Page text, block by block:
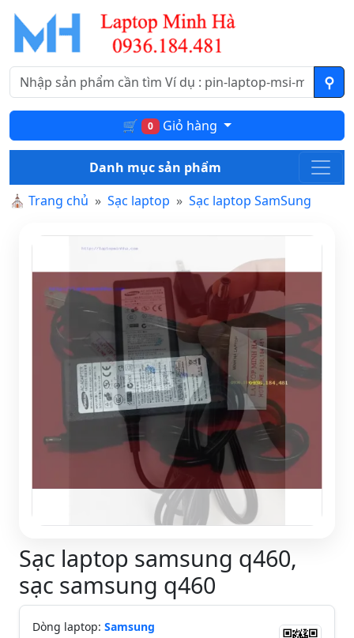
🛒 0 Giỏ hàng
Danh mục sản phẩm
⛪ Trang chủ Sạc laptop Sạc laptop SamSung
Sạc laptop samsung q460,
sạc samsung q460
Dòng laptop: Samsung